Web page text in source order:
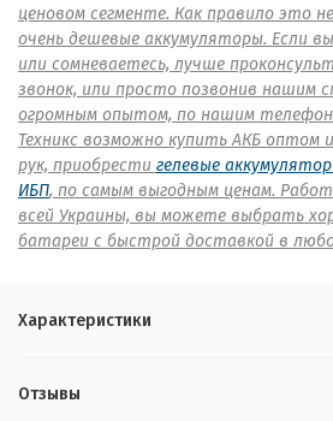
ценовом сегменте. Как правило это
очень дешевые аккумуляторы. Если
или сомневаетесь, лучше
звонок, или просто позвонив нашим
огромным опытом, по нашим
Техникс возможно купить АКБ оптом
рук, приобрести гелевые
ИБП, по самым выгодным ценам.
всей Украины, вы можете выбрать
батареи с быстрой доставкой в
Характеристики
Отзывы